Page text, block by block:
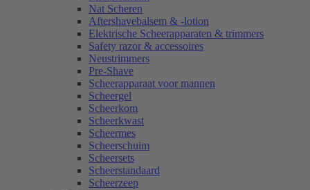
Nat Scheren
Aftershavebalsem & -lotion
Elektrische Scheerapparaten & trimmers
Safety razor & accessoires
Neustrimmers
Pre-Shave
Scheerapparaat voor mannen
Scheergel
Scheerkom
Scheerkwast
Scheermes
Scheerschuim
Scheersets
Scheerstandaard
Scheerzeep